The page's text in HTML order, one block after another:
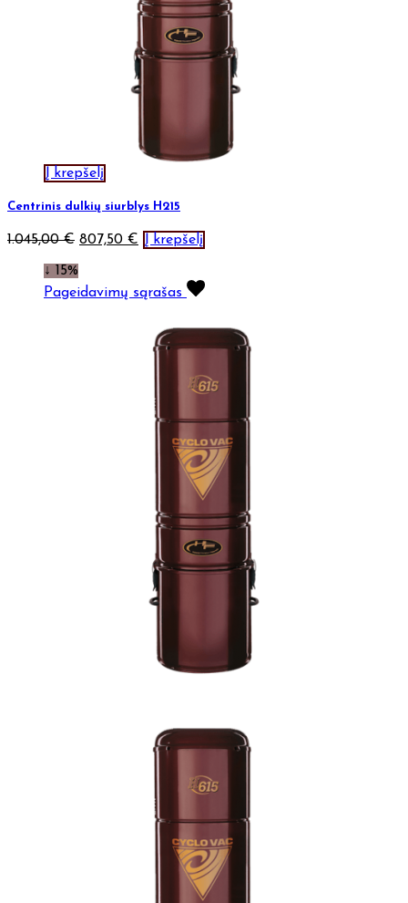
Į krepšelį
Centrinis dulkių siurblys H215
1.045,00€ 807,50 € Į krepšelį
↓ 15%
Pageidavimų sąrašas